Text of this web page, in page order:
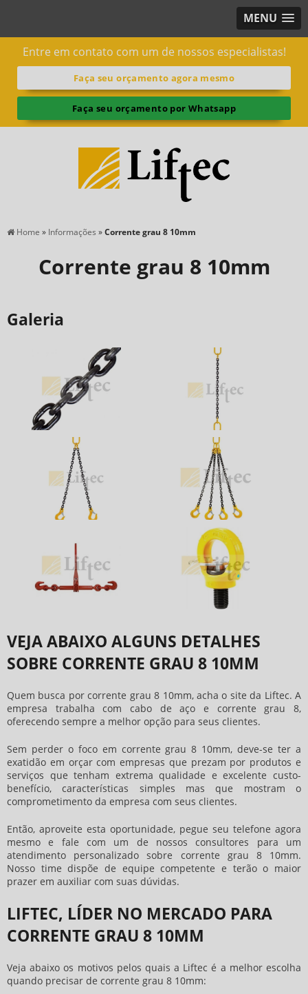
MENU
Entre em contato com um de nossos especialistas!
Faça seu orçamento agora mesmo
Faça seu orçamento por Whatsapp
Home » Informações »Corrente grau 8 10mm
Corrente grau 8 10mm
Galeria
VEJA ABAIXO ALGUNS DETALHES
SOBRE CORRENTE GRAU 8 10MM
Quem busca porcorrente grau 8 10mm, acha o site da Liftec. A
empresa trabalha com cabo de aço e corrente grau 8,
oferecendo sempre a melhor opção para seus clientes.
Sem perder o foco em corrente grau 8 10mm, deve-se ter a
exatidão em orçar com empresas que prezam por produtos e
serviços que tenham extrema qualidade e excelente custo-
benefício, características simples mas que mostram o
comprometimento da empresa com seus clientes.
Então, aproveite esta oportunidade, pegue seu telefone agora
mesmo e fale com um de nossos consultores para um
atendimento personalizado sobre corrente grau 8 10mm.
Nosso time dispõe de equipe competente e terão o maior
prazer em auxiliar com suas dúvidas.
LIFTEC, LÍDER NO MERCADO PARA
CORRENTE GRAU 8 10MM
Veja abaixo os motivos pelos quais a Liftec é a melhor escolha
quando precisar de corrente grau 8 10mm: